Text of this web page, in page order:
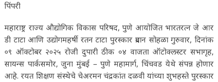
पिंपरी
महाराष्ट्र राज्य औद्योगिक विकास परिषद, पुणे आयोजित भारतरत्न जे आर
डी टाटा आणि उद्योगमहर्षी रतन टाटा पुरस्कार प्रदान सोहळा गुरुवार, दिनांक
०९ ऑक्टोबर २०२५ रोजी दुपारी ठीक ०४ वाजता ऑटोक्लस्टर सभागृह,
सायन्स पार्कसमोर, जुना मुंबई – पुणे महामार्ग, चिंचवड येथे संपन्न होणार
आहे. रयत शिक्षण संस्थेचे चेअरमन चंद्रकांत दळवी यांच्या शुभहस्ते पुरस्कार